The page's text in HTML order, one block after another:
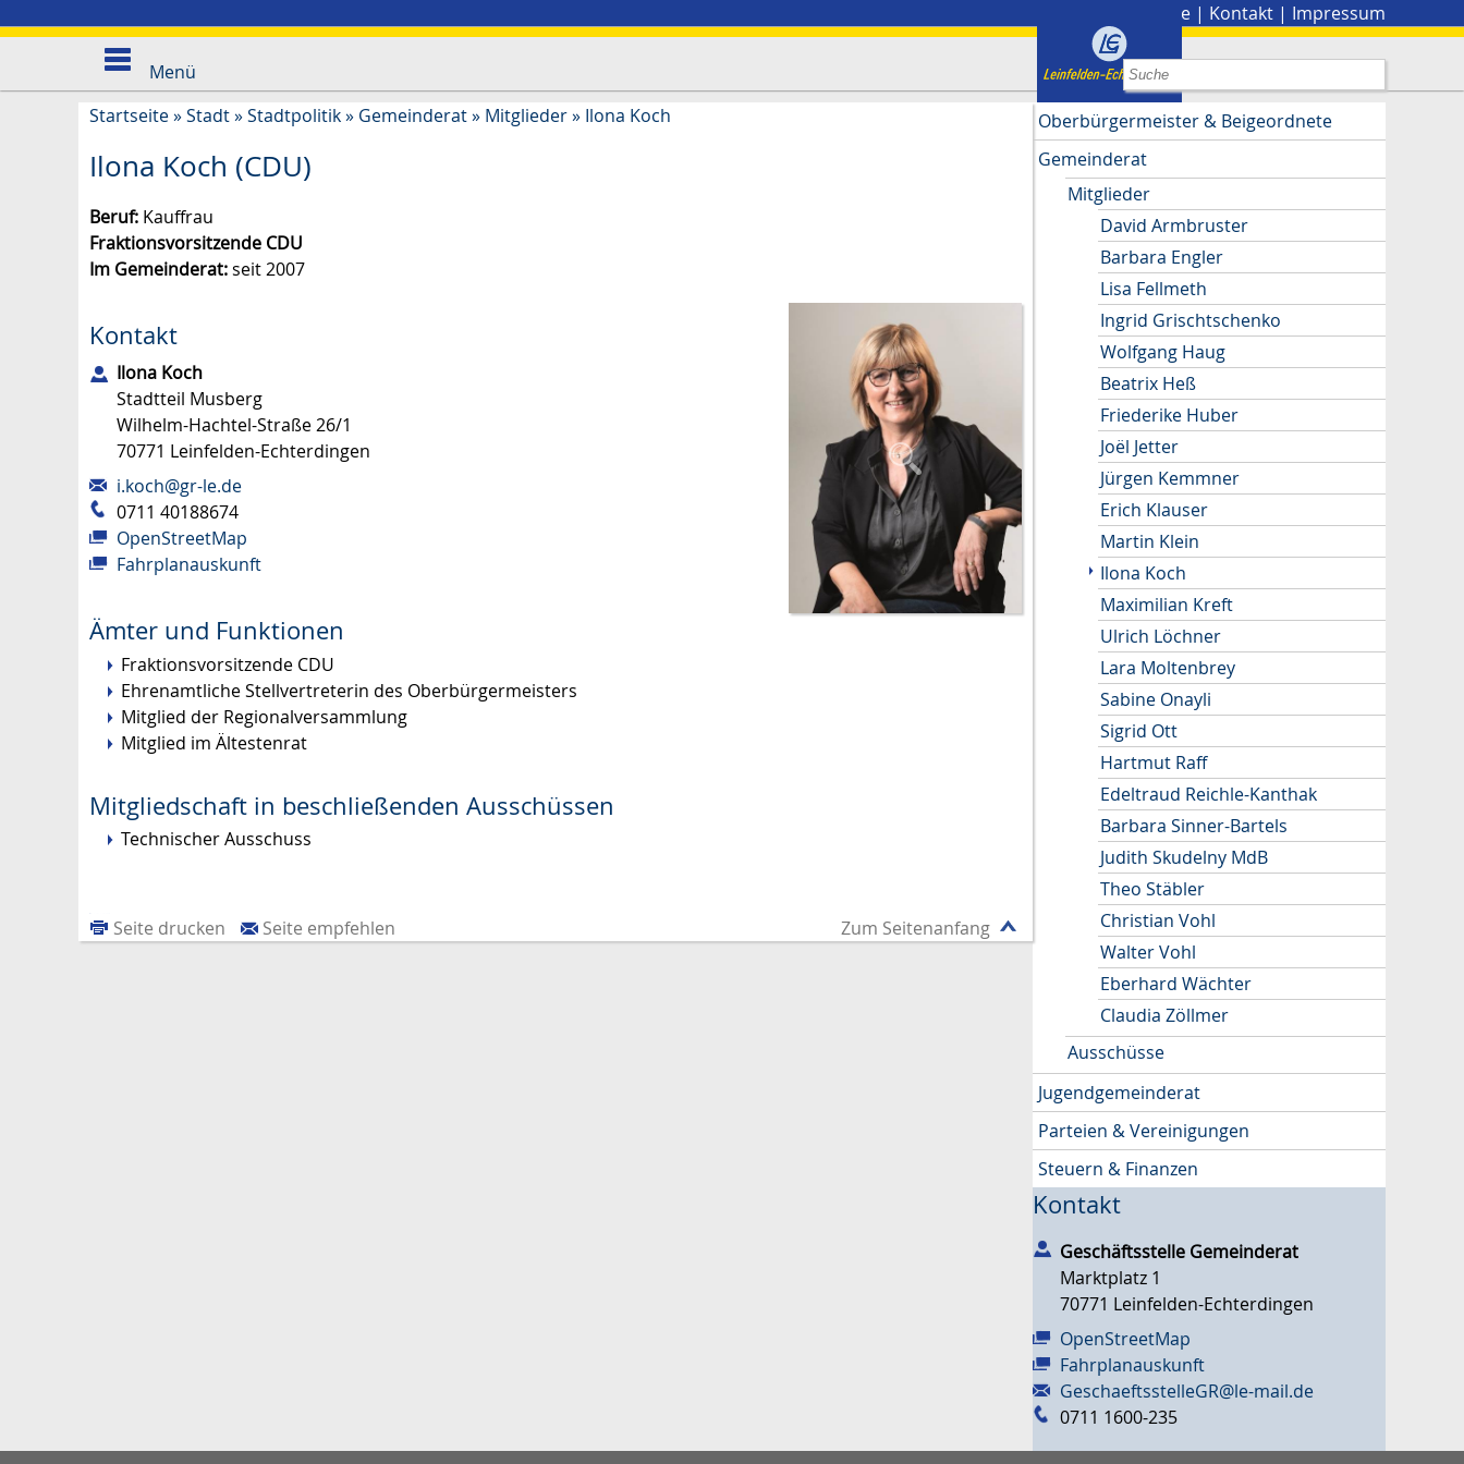
Presse | Kontakt | Impressum
Menü
Startseite»Stadt»Stadtpolitik» Gemeinderat» Mitglieder» Ilona Koch
Ilona Koch (CDU)
Beruf: Kauffrau
Fraktionsvorsitzende CDU
Im Gemeinderat:seit 2007
Kontakt
Ilona Koch
Stadtteil Musberg
Wilhelm-Hachtel-Straße 26/1
70771 Leinfelden-Echterdingen
i.koch@gr-le.de
0711 40188674
OpenStreetMap
Fahrplanauskunft
Ämter und Funktionen
Fraktionsvorsitzende CDU
Ehrenamtliche Stellvertreterin des Oberbürgermeisters
Mitglied der Regionalversammlung
Mitglied im Ältestenrat
Mitgliedschaft in beschließenden Ausschüssen
Technischer Ausschuss
Zum Seitenanfang
Seite drucken Seite empfehlen
Oberbürgermeister & Beigeordnete
Gemeinderat
Mitglieder
David Armbruster
Barbara Engler
Lisa Fellmeth
Ingrid Grischtschenko
Wolfgang Haug
Beatrix Heß
Friederike Huber
Joël Jetter
Jürgen Kemmner
Erich Klauser
Martin Klein
Ilona Koch
Maximilian Kreft
Ulrich Löchner
Lara Moltenbrey
Sabine Onayli
Sigrid Ott
Hartmut Raff
Edeltraud Reichle-Kanthak
Barbara Sinner-Bartels
Judith Skudelny MdB
Theo Stäbler
Christian Vohl
Walter Vohl
Eberhard Wächter
Claudia Zöllmer
Ausschüsse
Jugendgemeinderat
Parteien & Vereinigungen
Steuern & Finanzen
Kontakt
Geschäftsstelle Gemeinderat
Marktplatz 1
70771 Leinfelden-Echterdingen
OpenStreetMap
Fahrplanauskunft
GeschaeftsstelleGR@le-mail.de
0711 1600-235